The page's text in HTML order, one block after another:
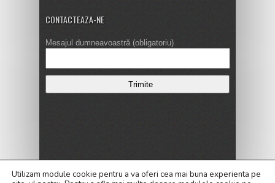
CONTACTEAZA-NE
Mesajul dumneavoastră (obligatoriu)
Copyright © 2016
Utilizam module cookie pentru a va oferi cea mai buna experienta pe